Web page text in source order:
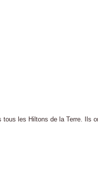
tous les Hiltons de la Terre. Ils